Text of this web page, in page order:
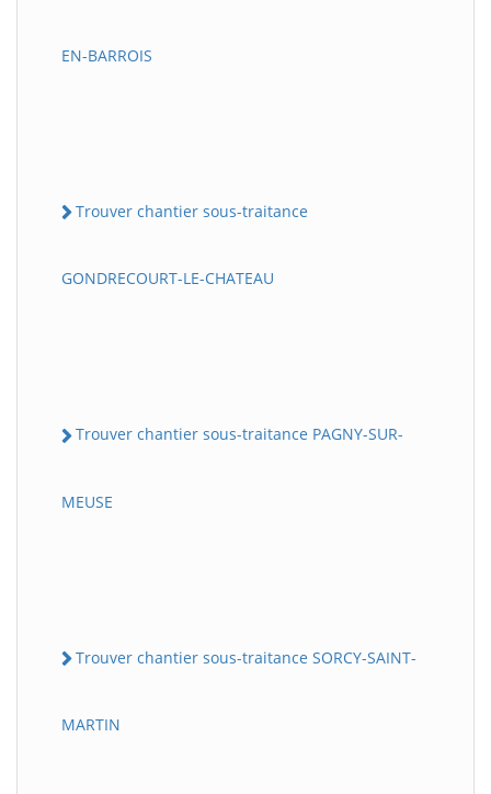
EN-BARROIS
Trouver chantier sous-traitance
GONDRECOURT-LE-CHATEAU
Trouver chantier sous-traitance PAGNY-SUR-
MEUSE
Trouver chantier sous-traitance SORCY-SAINT-
MARTIN